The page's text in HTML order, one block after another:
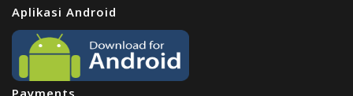
Aplikasi Android
Payments